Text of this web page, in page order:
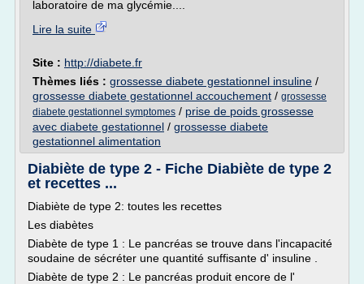
laboratoire de ma glycémie....
Lire la suite
Site : http://diabete.fr
Thèmes liés : grossesse diabete gestationnel insuline /
grossesse diabete gestationnel accouchement / grossesse
diabete gestationnel symptomes / prise de poids grossesse
avec diabete gestationnel / grossesse diabete
gestationnel alimentation
Diabiète de type 2 - Fiche Diabiète de type 2
et recettes ...
Diabiète de type 2: toutes les recettes
Les diabètes
Diabète de type 1 : Le pancréas se trouve dans l'incapacité
soudaine de sécréter une quantité suffisante d' insuline .
Diabète de type 2 : Le pancréas produit encore de l'